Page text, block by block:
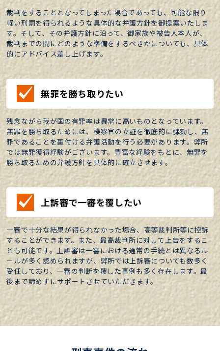
裁判をすることとなってしまった場合であっても、可能な限り
軽い刑罰を得られるような具体的な弁護方針を御提案いたしま
す。そして、その弁護方針に沿って、御家族や被告人本人が、
裁判までの間にどのような準備をするべきかについても、具体
的にアドバイス差し上げます。
無罪を勝ち取りたい
残念ながら我が国の有罪率は異常に高いものとなっています。
無罪を勝ち取るためには、検察官の立証を徹底的に弾劾し、無
罪であることを裏付ける弁護活動を行う必要があります。弊所
では無罪獲得経験がございます。豊富な経験をもとに、無罪を
勝ち取るための弁護方針を具体的に確立させます。
上訴審で一審を覆したい
一審で十分な結果が得られなかった場合、高等裁判所等に控訴
することができます。また、最高裁判所に対して上告をするこ
とも可能です。上訴審は一審における通常の手続とは異なるル
ールが多く認められますが、弊所では上訴審についても数多く
受任しており、一審の判断を覆した事例も多く存在します。最
後まで諦めずにサポートさせていただきます。